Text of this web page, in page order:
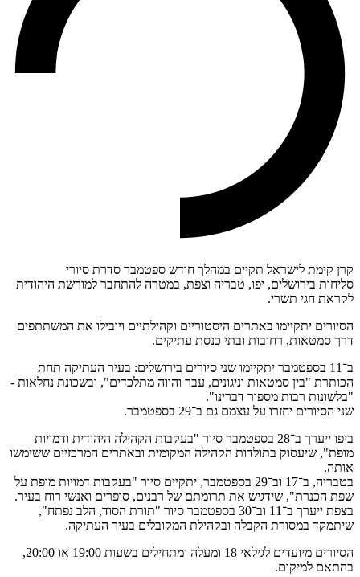
קרן קימת לישראל תקיים במהלך חודש ספטמבר סדרת סיורי
סליחות בירושלים, יפו, טבריה וצפת, במטרה להתחבר למורשת היהודית
לקראת חגי תשרי.
הסיורים יתקיימו באתרים היסטוריים וקהילתיים ויובילו את המשתתפים
דרך סמטאות, רחובות ובתי כנסת עתיקים.
ב־11 בספטמבר יתקיימו שני סיורים בירושלים: בעיר העתיקה תחת
הכותרת "בין סמטאות וניגונים, עבר והווה מתלכדים", ובשכונת נחלאות -
"בלשונות רבות מספור דברינו".
שני הסיורים יחזרו על עצמם גם ב־29 בספטמבר.
ביפו ייערך ב־28 בספטמבר סיור "בעקבות הקהילה היהודית ודמויות
מופת", שיעסוק בתולדות הקהילה המקומית ובאתרים המרכזיים ששימשו
אותה.
בטבריה, ב־17 וב־29 בספטמבר, יתקיים סיור "בעקבות דמויות מופת על
שפת הכנרת", שידגיש את תרומתם של רבנים, סופרים ואנשי רוח בעיר.
בצפת ייערך ב־11 וב־30 בספטמבר סיור "תורת הסוד, הלב נפתח",
שיתמקד במסורת הקבלה ובקהילת המקובלים בעיר העתיקה.
הסיורים מיועדים לגילאי 18 ומעלה ומתחילים בשעות 19:00 או 20:00,
בהתאם למיקום.